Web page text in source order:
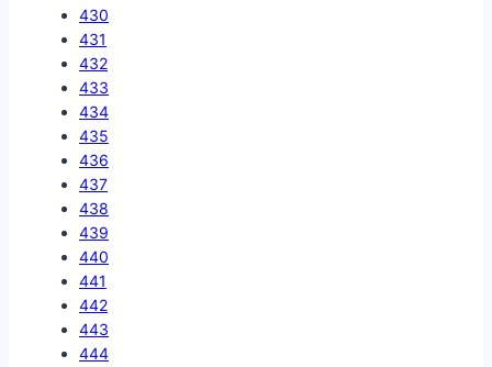
430
431
432
433
434
435
436
437
438
439
440
441
442
443
444